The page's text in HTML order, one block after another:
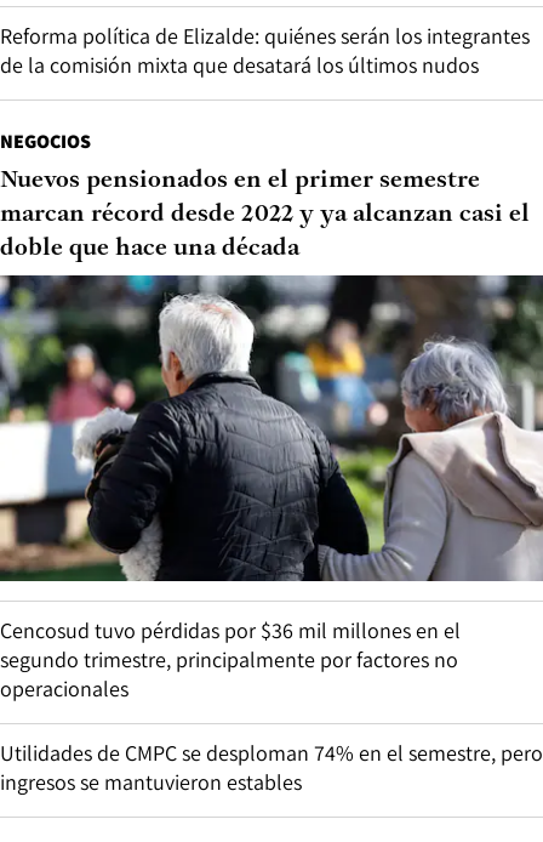
Reforma política de Elizalde: quiénes serán los integrantes
de la comisión mixta que desatará los últimos nudos
NEGOCIOS
Nuevos pensionados en el primer semestre
marcan récord desde 2022 y ya alcanzan casi el
doble que hace una década
Cencosud tuvo pérdidas por $36 mil millones en el
segundo trimestre, principalmente por factores no
operacionales
Utilidades de CMPC se desploman 74% en el semestre, pero
ingresos se mantuvieron estables